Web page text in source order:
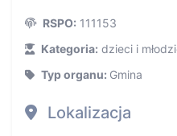
RSPO: 111153
Kategoria: dzieci i
Typ organu: Gmina
Lokalizacja